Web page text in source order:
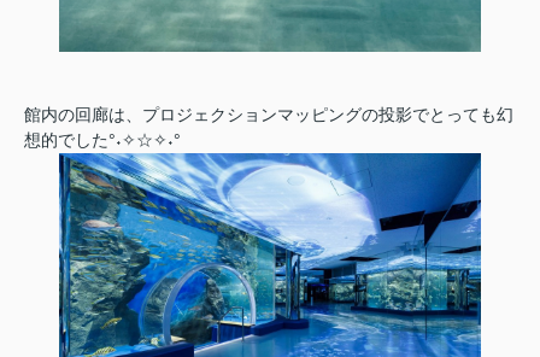
館内の回廊は、プロジェクションマッピングの投影でとっても幻
想的でした°˖✧☆✧˖°